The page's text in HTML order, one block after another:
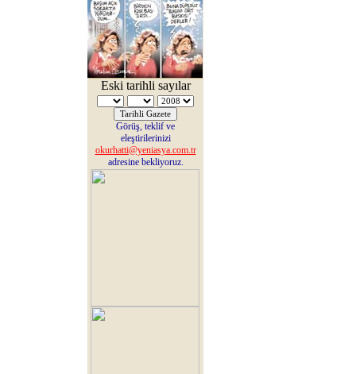
Eski tarihli sayılar
Görüş, teklif ve
eleştirilerinizi
okurhatti@yeniasya.com.tr
adresine bekliyoruz.